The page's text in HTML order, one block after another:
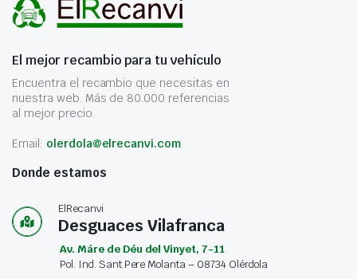
El mejor recambio para tu vehículo
Encuentra el recambio que necesitas en
nuestra web. Más de 80.000 referencias
al mejor precio.
Email: olerdola@elrecanvi.com
Donde estamos
ElRecanvi
Desguaces Vilafranca
Av. Máre de Déu del Vinyet, 7-11
Pol. Ind. Sant Pere Molanta – 08734 Olérdola